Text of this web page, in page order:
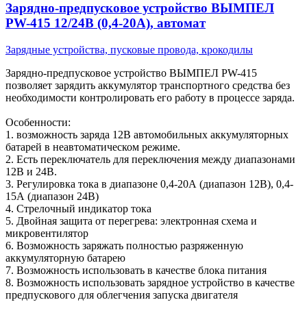
Зарядно-предпусковое устройство ВЫМПЕЛ
PW-415 12/24В (0,4-20А), автомат
Зарядные устройства, пусковые провода, крокодилы
Зарядно-предпусковое устройство ВЫМПЕЛ PW-415
позволяет зарядить аккумулятор транспортного средства без
необходимости контролировать его работу в процессе заряда.
Особенности:
1. возможность заряда 12В автомобильных аккумуляторных
батарей в неавтоматическом режиме.
2. Есть переключатель для переключения между диапазонами
12В и 24В.
3. Регулировка тока в диапазоне 0,4-20А (диапазон 12В), 0,4-
15А (диапазон 24В)
4. Стрелочный индикатор тока
5. Двойная защита от перегрева: электронная схема и
микровентилятор
6. Возможность заряжать полностью разряженную
аккумуляторную батарею
7. Возможность использовать в качестве блока питания
8. Возможность использовать зарядное устройство в качестве
предпускового для облегчения запуска двигателя